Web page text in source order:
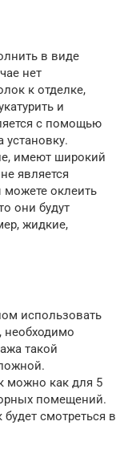
в виде
нет
к отделке,
и
с помощью
установку.
имеют широкий
является
оклеить
они будут
жидкие,
использовать
необходимо
такой
можно как для 5
помещений.
смотреться в